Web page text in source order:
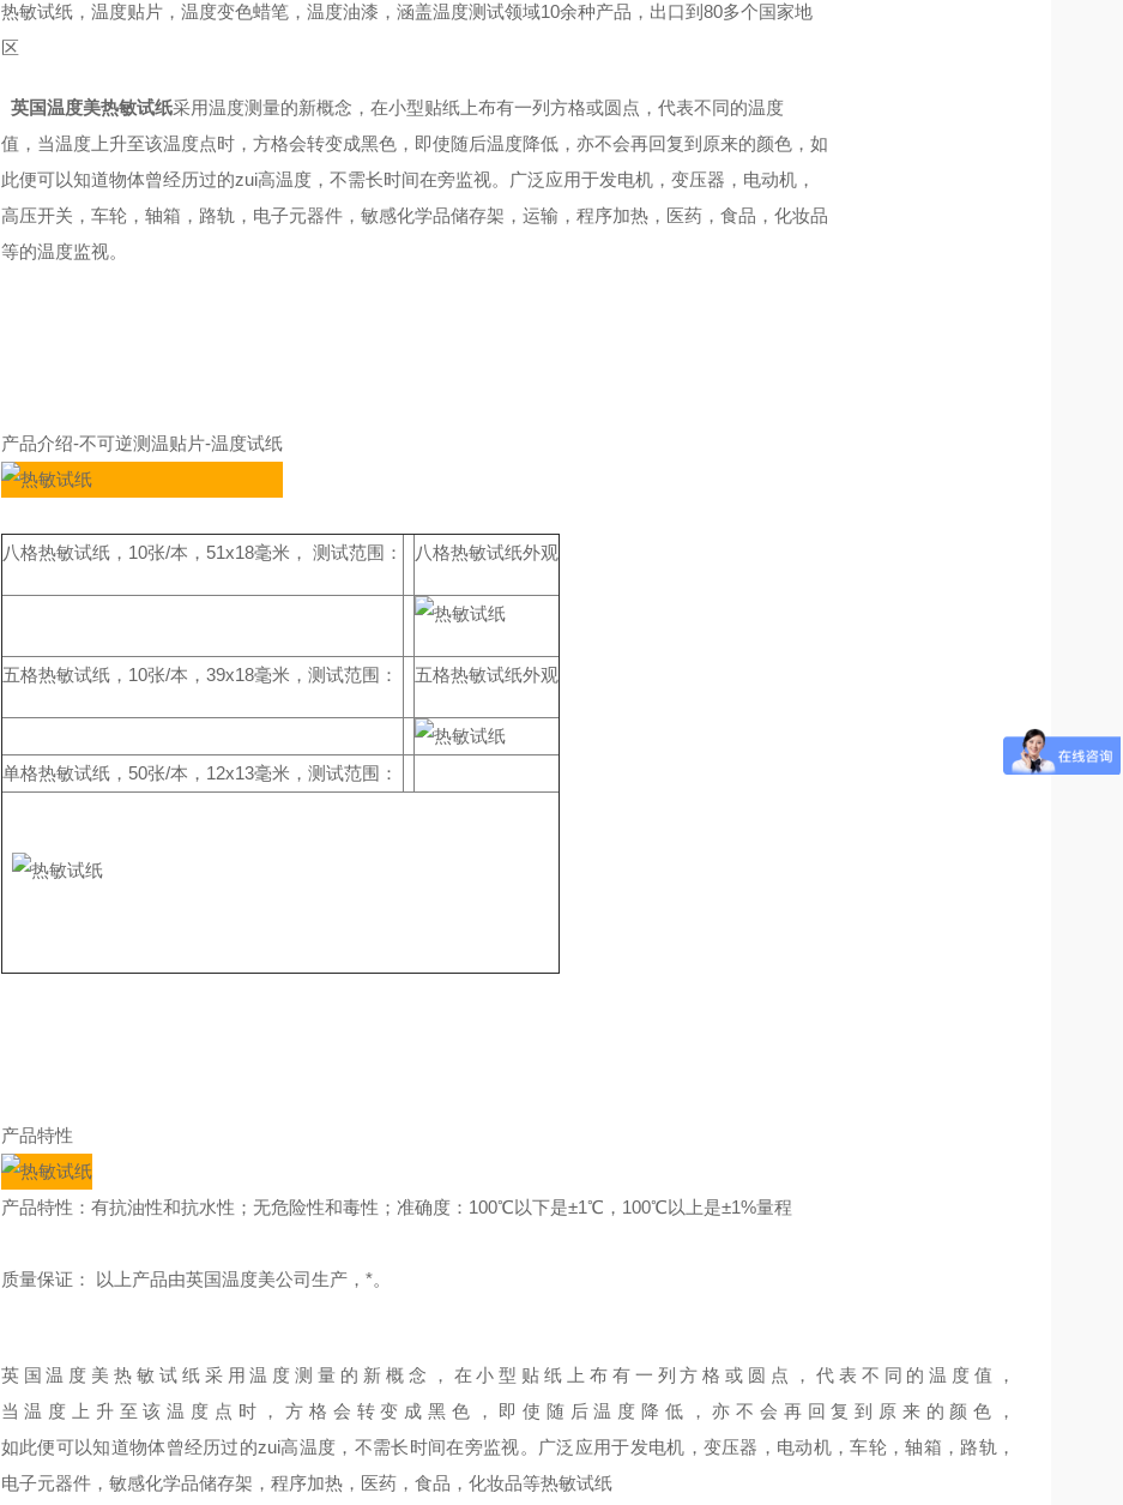
热敏试纸，温度贴片，温度变色蜡笔，温度油漆，涵盖温度测试领域10余种产品，出口到80多个国家地
区
英国温度美热敏试纸采用温度测量的新概念，在小型贴纸上布有一列方格或圆点，代表不同的温度
值，当温度上升至该温度点时，方格会转变成黑色，即使随后温度降低，亦不会再回复到原来的颜色，如
此便可以知道物体曾经历过的zui高温度，不需长时间在旁监视。广泛应用于发电机，变压器，电动机，
高压开关，车轮，轴箱，路轨，电子元器件，敏感化学品储存架，运输，程序加热，医药，食品，化妆品
等的温度监视。
产品介绍-不可逆测温贴片-温度试纸
八格热敏试纸，10张/本，51x18毫米， 测试范围： 八格热敏试纸外观
五格热敏试纸，10张/本，39x18毫米，测试范围： 五格热敏试纸外观
单格热敏试纸，50张/本，12x13毫米，测试范围：
产品特性
产品特性：有抗油性和抗水性；无危险性和毒性；准确度：100℃以下是±1℃，100℃以上是±1%量程
质量保证： 以上产品由英国温度美公司生产，*。
英国温度美热敏试纸采用温度测量的新概念，在小型贴纸上布有一列方格或圆点，代表不同的温度值，
当温度上升至该温度点时，方格会转变成黑色，即使随后温度降低，亦不会再回复到原来的颜色，
如此便可以知道物体曾经历过的zui高温度，不需长时间在旁监视。广泛应用于发电机，变压器，电动机，车轮，轴箱，路轨，
电子元器件，敏感化学品储存架，程序加热，医药，食品，化妆品等热敏试纸